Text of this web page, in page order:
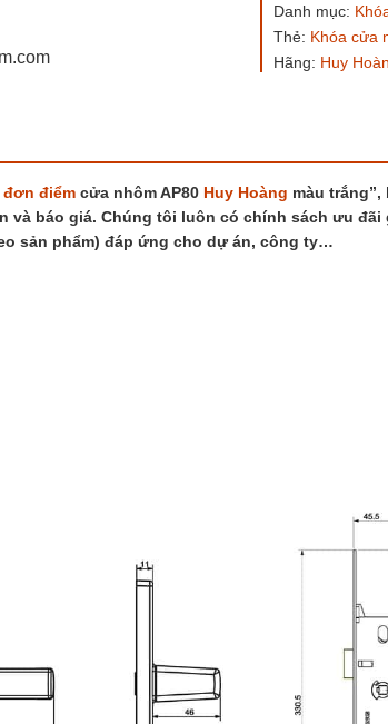
AP80
Huy
Hoàng
Danh mục:
Thẻ: Khóa cửa
Hãng: Huy
đơn điểmcửa nhôm AP80 Huy Hoàng màu
và báo giá. Chúng tôi luôn có chính sách ưu
sản phẩm) đáp ứng cho dự án, công ty…